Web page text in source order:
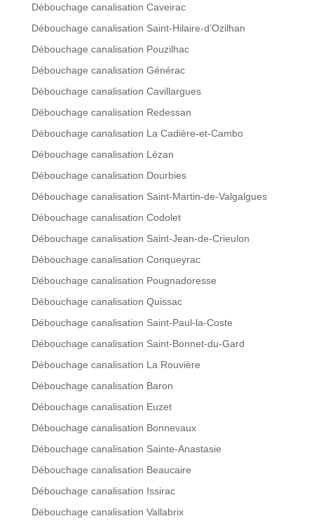
Débouchage canalisation Caveirac
Débouchage canalisation Saint-Hilaire-d’Ozilhan
Débouchage canalisation Pouzilhac
Débouchage canalisation Générac
Débouchage canalisation Cavillargues
Débouchage canalisation Redessan
Débouchage canalisation La Cadière-et-Cambo
Débouchage canalisation Lézan
Débouchage canalisation Dourbies
Débouchage canalisation Saint-Martin-de-Valgalgues
Débouchage canalisation Codolet
Débouchage canalisation Saint-Jean-de-Crieulon
Débouchage canalisation Conqueyrac
Débouchage canalisation Pougnadoresse
Débouchage canalisation Quissac
Débouchage canalisation Saint-Paul-la-Coste
Débouchage canalisation Saint-Bonnet-du-Gard
Débouchage canalisation La Rouvière
Débouchage canalisation Baron
Débouchage canalisation Euzet
Débouchage canalisation Bonnevaux
Débouchage canalisation Sainte-Anastasie
Débouchage canalisation Beaucaire
Débouchage canalisation Issirac
Débouchage canalisation Vallabrix